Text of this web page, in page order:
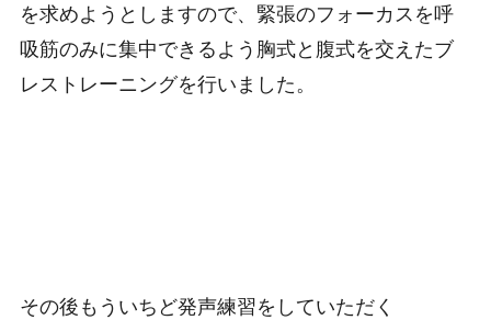
を求めようとしますので、 緊張のフォーカスを呼
吸筋のみに集中できるよう胸式と腹式を交えたブ
レストレーニングを行いました。
その後もういちど発声練習をしていただく